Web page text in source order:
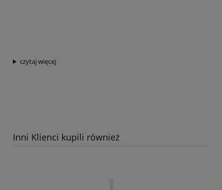
czytaj więcej
Inni Klienci kupili również